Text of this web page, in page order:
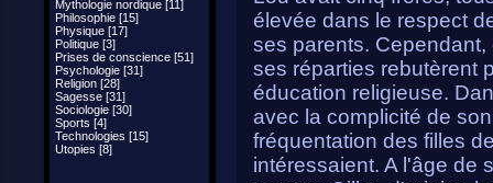
Mythologie nordique [11]
Philosophie [15]
Physique [17]
Politique [3]
Prises de conscience [51]
Psychologie [31]
Religion [28]
Sagesse [31]
Sociologie [30]
Sports [4]
Technologies [15]
Utopies [8]
élevée dans le respect
ses parents.
ses réparties rebutèrent
éducation religieuse.
avec la complicité de
fréquentation des filles
intéressaient. A l'âge de